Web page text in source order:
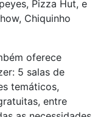
Pizza Hut, e
Chiquinho
oferece
5 salas de
temáticos,
entre